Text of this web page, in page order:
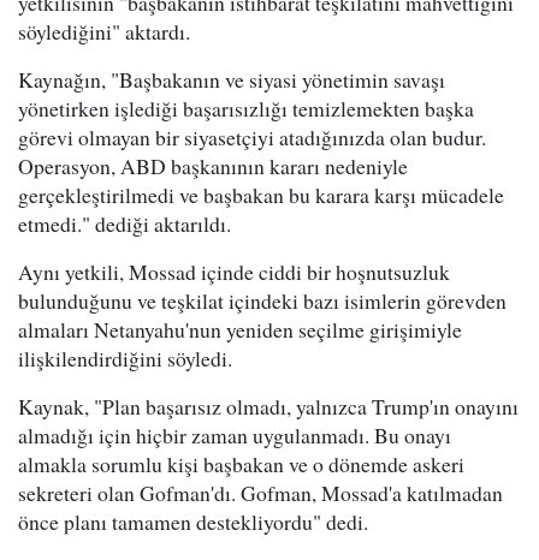
söylediğini" aktardı.
Kaynağın, "Başbakanın ve siyasi yönetimin savaşı
yönetirken işlediği başarısızlığı temizlemekten başka
görevi olmayan bir siyasetçiyi atadığınızda olan budur.
Operasyon, ABD başkanının kararı nedeniyle
gerçekleştirilmedi ve başbakan bu karara karşı mücadele
etmedi." dediği aktarıldı.
Aynı yetkili, Mossad içinde ciddi bir hoşnutsuzluk
bulunduğunu ve teşkilat içindeki bazı isimlerin görevden
almaları Netanyahu'nun yeniden seçilme girişimiyle
ilişkilendirdiğini söyledi.
Kaynak, "Plan başarısız olmadı, yalnızca Trump'ın onayını
almadığı için hiçbir zaman uygulanmadı. Bu onayı
almakla sorumlu kişi başbakan ve o dönemde askeri
sekreteri olan Gofman'dı. Gofman, Mossad'a katılmadan
önce planı tamamen destekliyordu" dedi.